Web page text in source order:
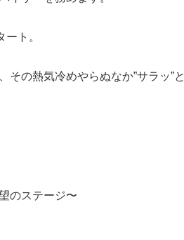
ト。
の熱気冷めやらぬなか”サラッ”と
のステージ〜